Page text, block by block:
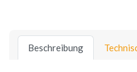
Beschreibung